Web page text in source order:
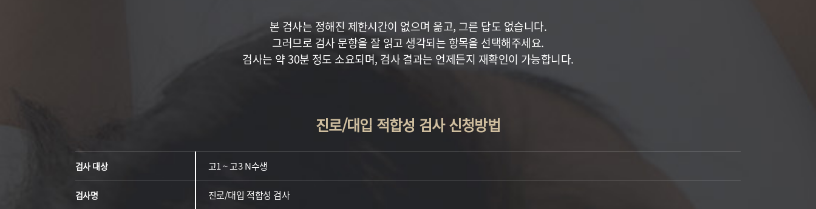
본 검사는 정해진 제한시간이 없으며 옮고, 그른 답도 없습니다.
그러므로 검사 문항을 잘 읽고 생각되는 항목을 선택해주세요.
검사는 약 30분 정도 소요되며, 검사 결과는 언제든지 재확인이 가능합니다.
진로/대입 적합성 검사 신청방법
검사 대상 고1 ~ 고3 N수생
검사명 진로/대입 적합성 검사